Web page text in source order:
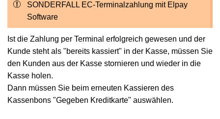
SONDERFALL EC-Terminalzahlung mit Elpay
Software
Ist die Zahlung per Terminal erfolgreich gewesen und der
Kunde steht als "bereits kassiert" in der Kasse, müssen Sie
den Kunden aus der Kasse stornieren und wieder in die
Kasse holen.
Dann müssen Sie beim erneuten Kassieren des
Kassenbons "Gegeben Kreditkarte" auswählen.